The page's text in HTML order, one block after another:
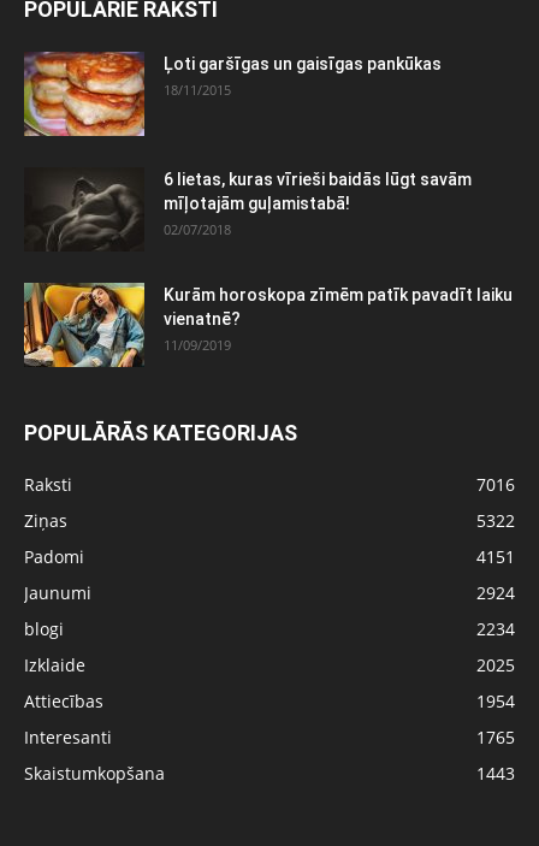
POPULĀRIE RAKSTI
Ļoti garšīgas un gaisīgas pankūkas
18/11/2015
6 lietas, kuras vīrieši baidās lūgt savām
mīļotajām guļamistabā!
02/07/2018
Kurām horoskopa zīmēm patīk pavadīt laiku
vienatnē?
11/09/2019
POPULĀRĀS KATEGORIJAS
Raksti
7016
Ziņas
5322
Padomi
4151
Jaunumi
2924
blogi
2234
Izklaide
2025
Attiecības
1954
Interesanti
1765
Skaistumkopšana
1443